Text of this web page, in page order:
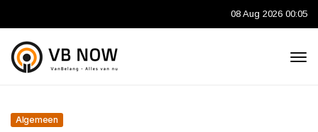
08 Aug 2026 00:05
Algemeen